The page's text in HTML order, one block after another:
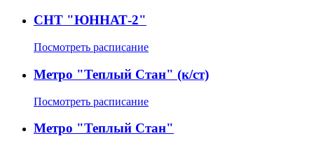
СНТ "ЮННАТ-2"
Посмотреть расписание
Метро "Теплый Стан" (к/ст)
Посмотреть расписание
Метро "Теплый Стан"